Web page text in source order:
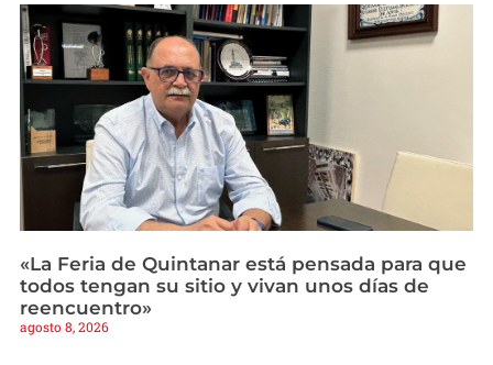
«La Feria de Quintanar está pensada para que
todos tengan su sitio y vivan unos días de
reencuentro»
agosto 8, 2026